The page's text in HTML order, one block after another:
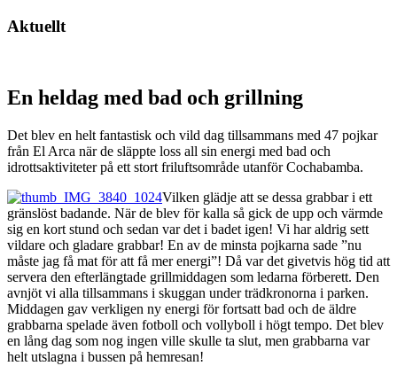
Aktuellt
En heldag med bad och grillning
Det blev en helt fantastisk och vild dag tillsammans med 47 pojkar
från El Arca när de släppte loss all sin energi med bad och
idrottsaktiviteter på ett stort friluftsområde utanför Cochabamba.
Vilken glädje att se dessa grabbar i ett
gränslöst badande. När de blev för kalla så gick de upp och värmde
sig en kort stund och sedan var det i badet igen! Vi har aldrig sett
vildare och gladare grabbar! En av de minsta pojkarna sade ”nu
måste jag få mat för att få mer energi”! Då var det givetvis hög tid att
servera den efterlängtade grillmiddagen som ledarna förberett. Den
avnjöt vi alla tillsammans i skuggan under trädkronorna i parken.
Middagen gav verkligen ny energi för fortsatt bad och de äldre
grabbarna spelade även fotboll och vollyboll i högt tempo. Det blev
en lång dag som nog ingen ville skulle ta slut, men grabbarna var
helt utslagna i bussen på hemresan!